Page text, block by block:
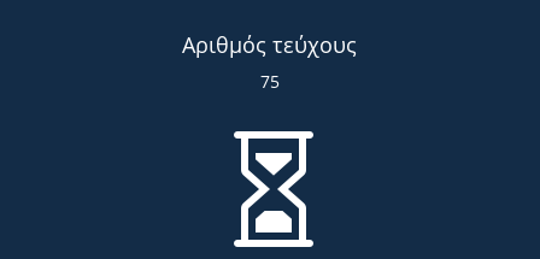
Αριθμός τεύχους
75
